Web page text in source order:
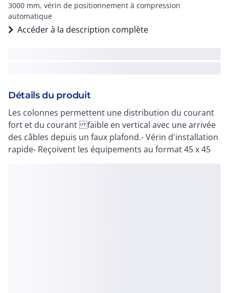
3000 mm, vérin de positionnement à compression
automatique
Accéder à la description complète
Détails du produit
Les colonnes permettent une distribution du courant
fort et du courant faible en vertical avec une arrivée
des câbles depuis un faux plafond.- Vérin d'installation
rapide- Reçoivent les équipements au format 45 x 45